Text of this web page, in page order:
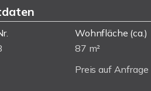
Wohnfläche (ca.)
87 m²
Preis auf Anfrage